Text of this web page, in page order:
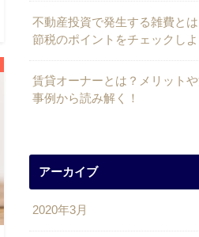
不動産投資で発生する雑費と
節税のポイントをチェックしよ
賃貸オーナーとは？メリット
事例から読み解く！
アーカイブ
2020年3月